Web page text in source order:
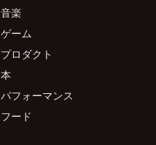
音楽
ゲーム
プロダクト
本
パフォーマンス
フード